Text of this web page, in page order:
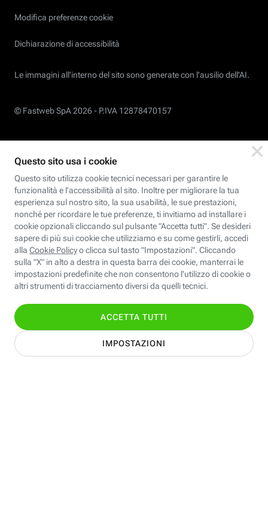
Modifica preferenze cookie
Dichiarazione di accessibilità
Le immagini all’interno del sito sono generate con l'ausilio dell'AI.
© Fastweb SpA 2026 - P.IVA 12878470157